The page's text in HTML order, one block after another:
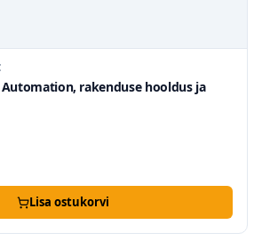
Automation, rakenduse hooldus ja
Lisa ostukorvi